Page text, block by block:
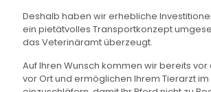
Deshalb haben wir erhebliche
ein pietätvolles Transportkonzept
das Veterinäramt überzeugt.
Auf Ihren Wunsch kommen wir bereits vor
vor Ort und ermöglichen Ihrem Tierarzt